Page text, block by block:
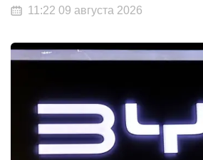
11:22 09 августа 2026